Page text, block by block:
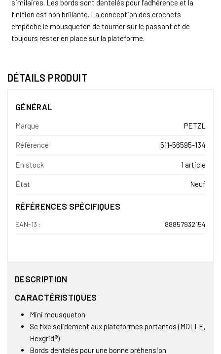
similaires. Les bords sont dentelés pour l'adhérence et la
finition est non brillante. La conception des crochets
empêche le mousqueton de tourner sur le passant et de
toujours rester en place sur la plateforme.
DÉTAILS PRODUIT
GÉNÉRAL
Marque PETZL
Référence 511-56595-134
En stock 1 article
État Neuf
RÉFÉRENCES SPÉCIFIQUES
EAN-13 : 88857932154
DESCRIPTION
CARACTÉRISTIQUES
Mini mousqueton
Se fixe solidement aux plateformes portantes (MOLLE,
Hexgrid®)
Bords dentelés pour une bonne préhension